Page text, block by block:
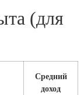
(для
Средний
доход